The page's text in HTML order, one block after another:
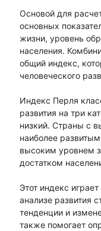
Основой для
основных
жизни, уровень
населения.
общий индекс,
человеческого
Индекс Перля
развития на три
низкий. Страны с
наиболее
высоким уровнем
достатком
Этот индекс
анализе развития
тенденции и
также помогает